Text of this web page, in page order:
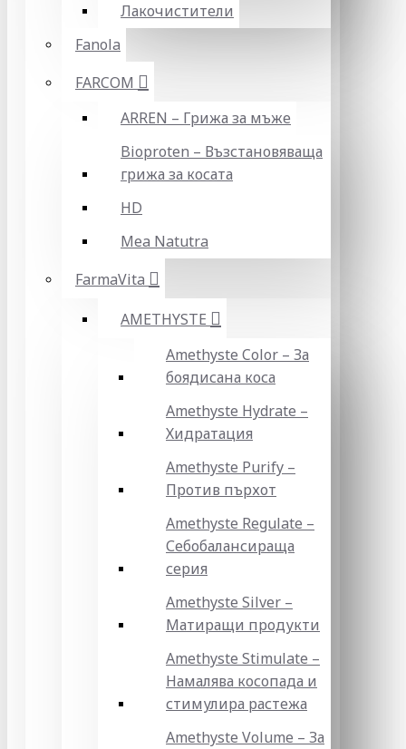
Лакочистители
Fanola
FARCOM
ARREN – Грижа за мъже
Bioproten – Възстановяваща
грижа за косата
HD
Mea Natutra
FarmaVita
AMETHYSTE
Amethyste Color – За
боядисана коса
Amethyste Hydrate –
Хидратация
Amethyste Purify –
Против пърхот
Amethyste Regulate –
Себобалансираща
серия
Amethyste Silver –
Матиращи продукти
Amethyste Stimulate –
Намалява косопада и
стимулира растежа
Amethyste Volume – За